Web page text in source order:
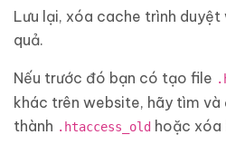
Lưu lại, xóa cache trình
quả.
Nếu trước đó bạn có tạo file
khác trên website, hãy tìm và
thành .htaccess_old hoặc xóa